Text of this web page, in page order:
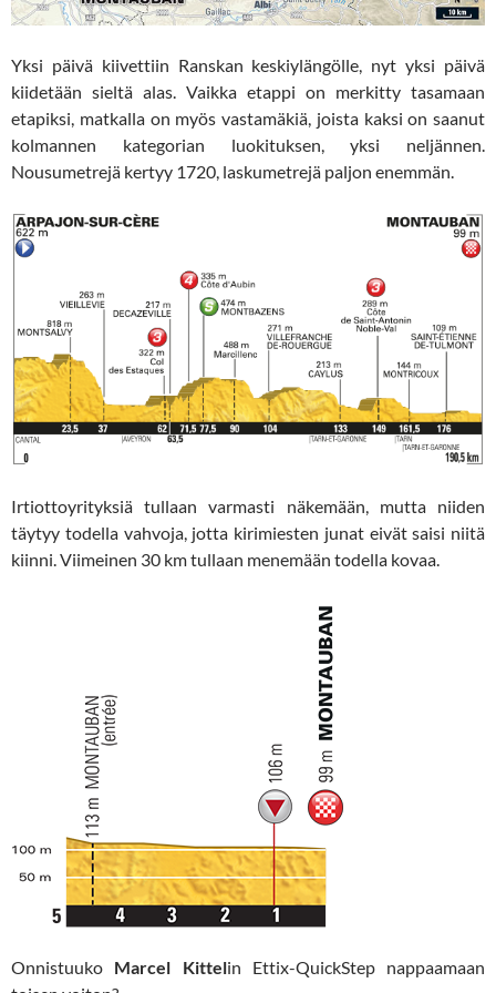
Yksi päivä kiivettiin Ranskan keskiylängölle, nyt yksi päivä
kiidetään sieltä alas. Vaikka etappi on merkitty tasamaan
etapiksi, matkalla on myös vastamäkiä, joista kaksi on saanut
kolmannen kategorian luokituksen, yksi neljännen.
Nousumetrejä kertyy 1720, laskumetrejä paljon enemmän.
Irtiottoyrityksiä tullaan varmasti näkemään, mutta niiden
täytyy todella vahvoja, jotta kirimiesten junat eivät saisi niitä
kiinni. Viimeinen 30 km tullaan menemään todella kovaa.
Onnistuuko Marcel Kittelin Ettix-QuickStep nappaamaan